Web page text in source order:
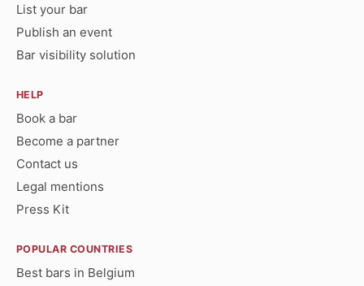
List your bar
Publish an event
Bar visibility solution
HELP
Book a bar
Become a partner
Contact us
Legal mentions
Press Kit
POPULAR COUNTRIES
Best bars in Belgium